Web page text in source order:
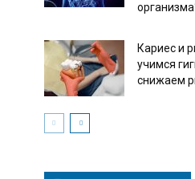
Кариес и
учимся
снижаем